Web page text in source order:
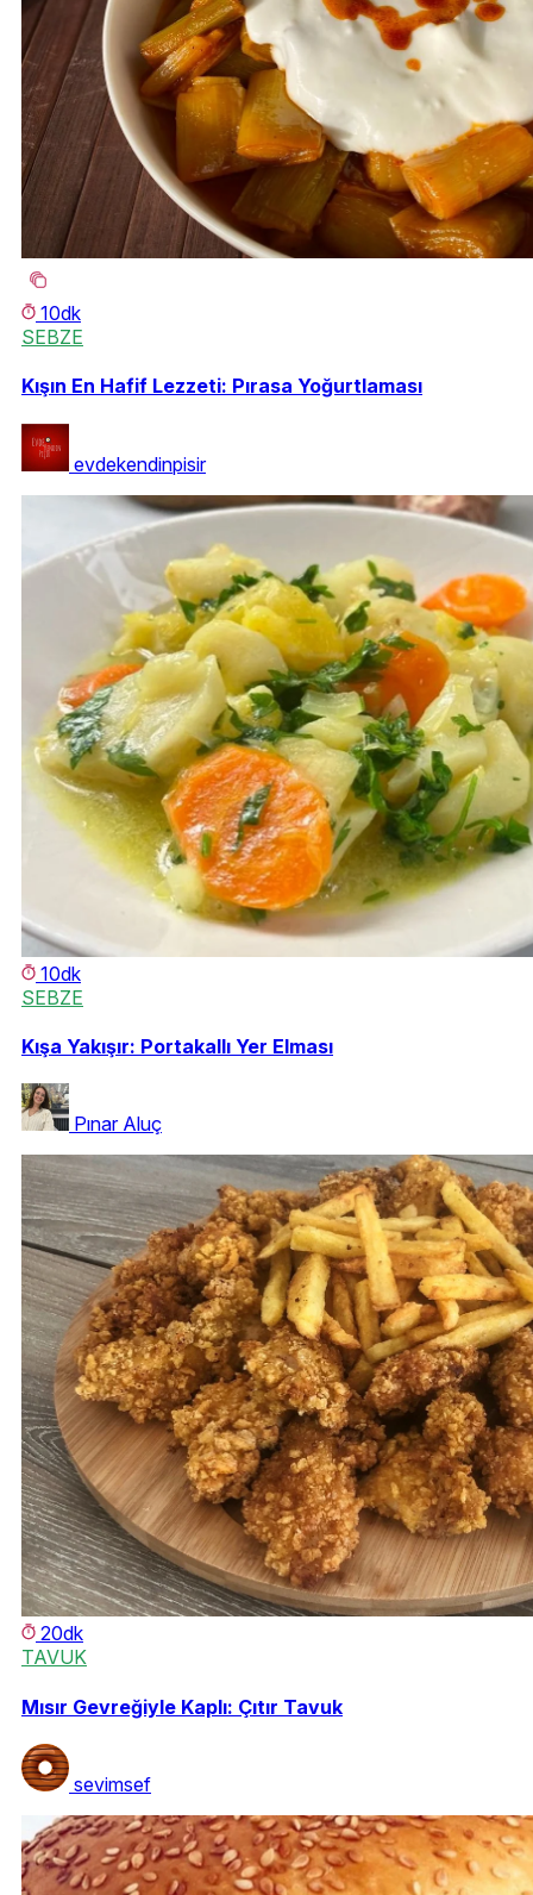
10dk
SEBZE
Kışın En Hafif Lezzeti: Pırasa Yoğurtlaması
evdekendinpisir
10dk
SEBZE
Kışa Yakışır: Portakallı Yer Elması
Pınar Aluç
20dk
TAVUK
Mısır Gevreğiyle Kaplı: Çıtır Tavuk
sevimsef